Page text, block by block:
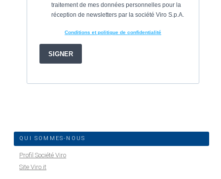
QUI SOMMES-NOUS
Profil Société Viro
Site Viro.it